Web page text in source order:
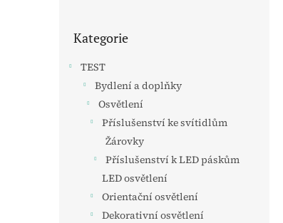
kategorie
Kategorie
TEST
Bydlení a doplňky
Osvětlení
Příslušenství ke svítidlům
Žárovky
Příslušenství k LED páskům
LED osvětlení
Orientační osvětlení
Dekorativní osvětlení